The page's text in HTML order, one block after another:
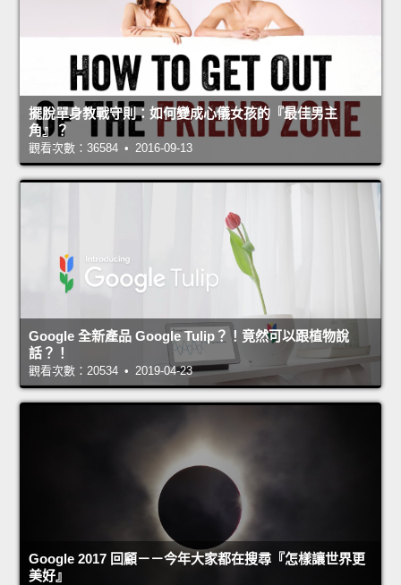
擺脫單身教戰守則：如何變成心儀女孩的『最佳男主
角』？
觀看次數：36584 • 2016-09-13
Google 全新產品 Google Tulip？！竟然可以跟植物說
話？！
觀看次數：20534 • 2019-04-23
Google 2017 回顧－－今年大家都在搜尋『怎樣讓世界更
美好』